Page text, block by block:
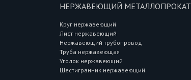
НЕРЖАВЕЮЩИЙ МЕТАЛЛОПРОКАТ
Круг нержавеющий
Лист нержавеющий
Нержавеющий трубопровод
Труба нержавеющая
Уголок нержавеющий
Шестигранник нержавеющий